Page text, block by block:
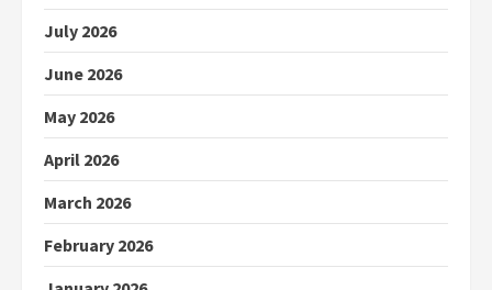
July 2026
June 2026
May 2026
April 2026
March 2026
February 2026